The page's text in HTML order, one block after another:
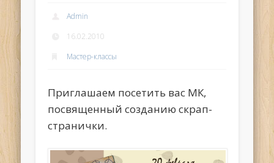
Admin
16.02.2010
Мастер-классы
Приглашаем посетить вас МК,
посвященный созданию скрап-
странички.